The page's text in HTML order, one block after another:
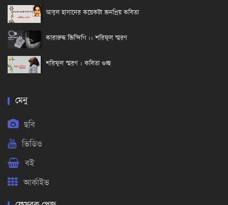
আবুল হাসানের কয়েকটা জনপ্রিয় কবিতা
কারারুদ্ধ জিন্দিগি ।। শরিফুল স্মরণ
শরিফুল স্মরণ । কবিতা গুচ্ছ
মেনু
ছবি
ভিডিও
বই
আর্কাইভ